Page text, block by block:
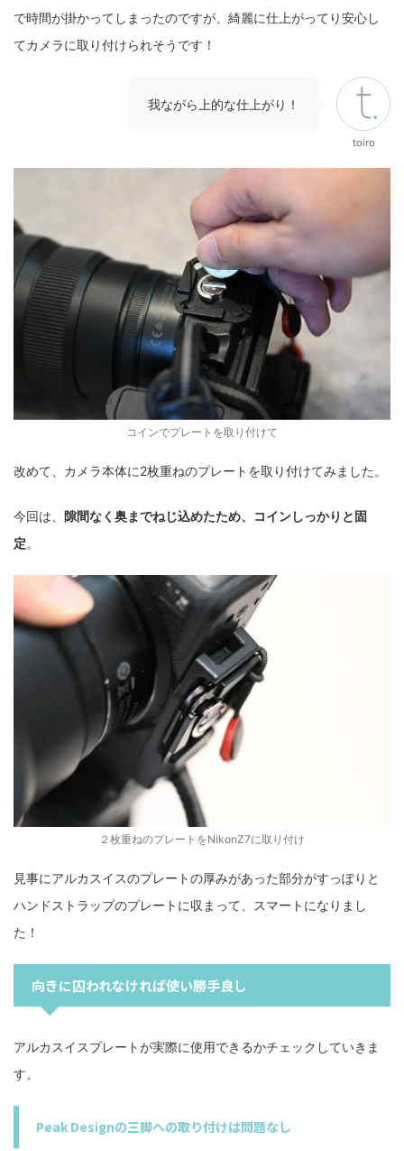
で時間が掛かってしまったのですが、綺麗に仕上がってり安心し
てカメラに取り付けられそうです！
我ながら上的な仕上がり！
toiro
コインでプレートを取り付けて
改めて、カメラ本体に2枚重ねのプレートを取り付けてみました。
今回は、 隙間なく奥までねじ込めたため、コインしっかりと固
定。
２枚重ねのプレートをNikonZ7に取り付け
見事にアルカスイスのプレートの厚みがあった部分がすっぽりと
ハンドストラップのプレートに収まって、スマートになりまし
た！
向きに囚われなければ使い勝手良し
アルカスイスプレートが実際に使用できるかチェックしていきま
す。
Peak Designの三脚への取り付けは問題なし